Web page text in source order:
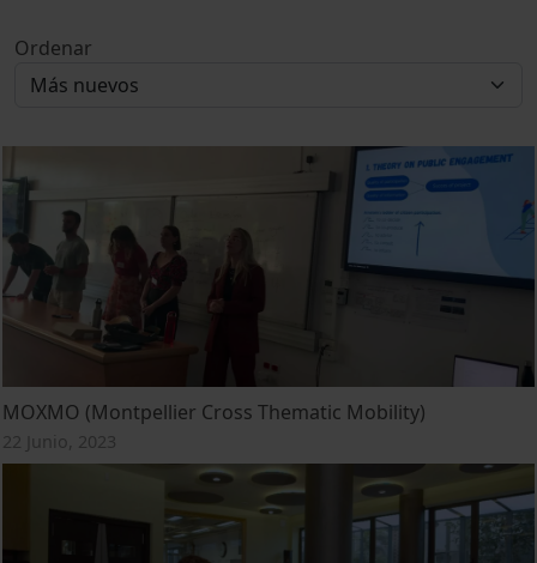
Ordenar
MOXMO (Montpellier Cross Thematic Mobility)
22 Junio, 2023